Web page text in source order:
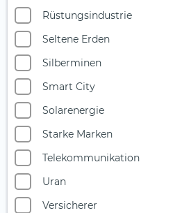
Rüstungsindustrie
Seltene Erden
Silberminen
Smart City
Solarenergie
Starke Marken
Telekommunikation
Uran
Versicherer